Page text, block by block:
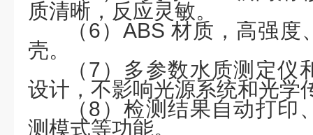
质清晰，反应灵敏。
（6）ABS 材质，高强度
壳。
（7）多参数水质测定仪
设计，不影响光源系统和光学
（8）检测结果自动打印
测模式等功能。